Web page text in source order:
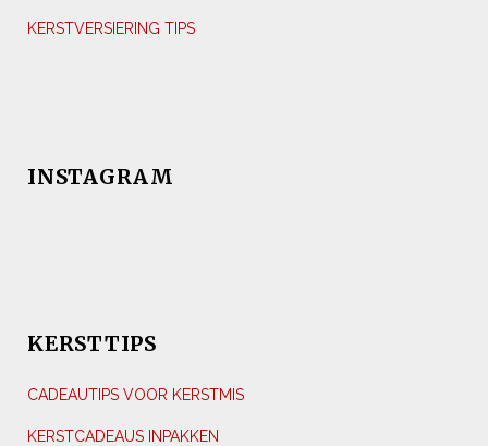
KERSTVERSIERING TIPS
INSTAGRAM
KERSTTIPS
CADEAUTIPS VOOR KERSTMIS
KERSTCADEAUS INPAKKEN